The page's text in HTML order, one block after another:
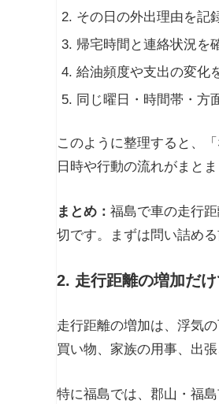
その日の外出理由を記
帰宅時間と連絡状況を
給油頻度や支出の変化
同じ曜日・時間帯・方
このように整理すると、
日時や行動の流れがまと
まとめ： 福島で車の走行
切です。まずは問い詰め
2. 走行距離の増加だ
走行距離の増加は、浮気
買い物、家族の用事、出
特に福島では、郡山・福